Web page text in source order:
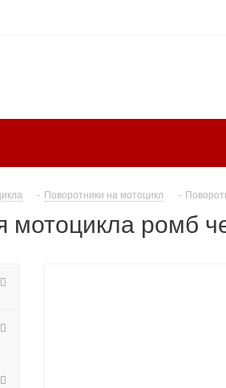
- Поворотники на мотоцикл -
мотоцикла ромб